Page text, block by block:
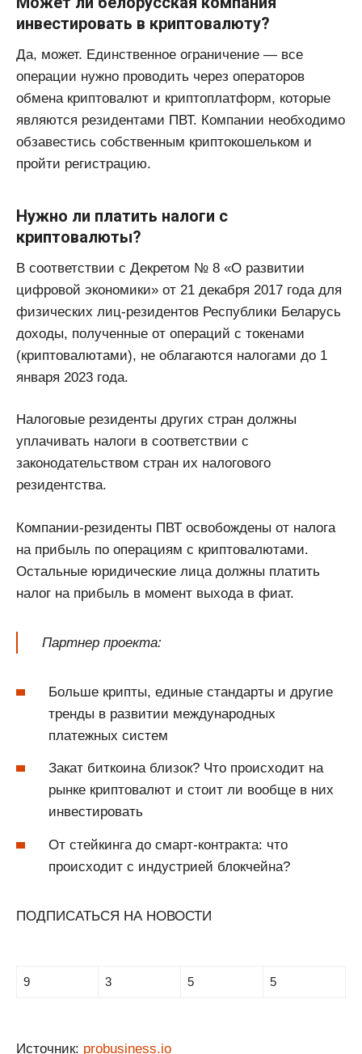
инвестировать в криптовалюту?
Да, может. Единственное ограничение — все
операции нужно проводить через операторов
обмена криптовалют и криптоплатформ, которые
являются резидентами ПВТ. Компании необходимо
обзавестись собственным криптокошельком и
пройти регистрацию.
Нужно ли платить налоги с
криптовалюты?
В соответствии с Декретом № 8 «О развитии
цифровой экономики» от 21 декабря 2017 года для
физических лиц-резидентов Республики Беларусь
доходы, полученные от операций с токенами
(криптовалютами), не облагаются налогами до 1
января 2023 года.
Налоговые резиденты других стран должны
уплачивать налоги в соответствии с
законодательством стран их налогового
резидентства.
Компании-резиденты ПВТ освобождены от налога
на прибыль по операциям с криптовалютами.
Остальные юридические лица должны платить
налог на прибыль в момент выхода в фиат.
Партнер проекта:
Больше крипты, единые стандарты и другие
тренды в развитии международных
платежных систем
Закат биткоина близок? Что происходит на
рынке криптовалют и стоит ли вообще в них
инвестировать
От стейкинга до смарт-контракта: что
происходит с индустрией блокчейна?
ПОДПИСАТЬСЯ НА НОВОСТИ
9 3 5 5
Источник: probusiness.io